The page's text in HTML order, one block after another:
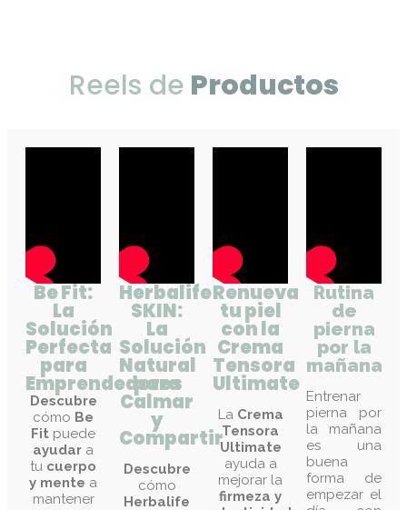
La
Solución
Perfecta
para
Emprendedores
Descubre
cómoBe
Fitpuede
ayudara
tucuerpo
y mentea
mantener
la energía
de manera
natural .
Con su
SKIN:
La
Solución
Natural
para
Calmar
y
Compartir
Descubre
cómo
Herbalife
SKIN
puede
ayudar
tupiela
tu piel
con la
Crema
Tensora
Ultimate
LaCrema
Tensora
Ultimate
mejorar la
firmeza y
elasticidad
de la piel,
aportando
un aspecto
de
pierna
por la
mañana
Entrenar
pierna por
la mañana
buena
forma de
empezar el
día con
energía
aprovechando
el gym